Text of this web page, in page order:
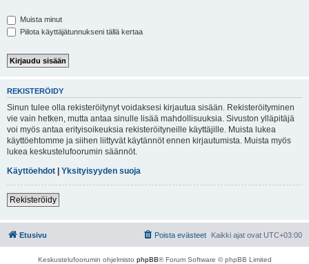
Muista minut
Piilota käyttäjätunnukseni tällä kertaa
REKISTERÖIDY
Sinun tulee olla rekisteröitynyt voidaksesi kirjautua sisään. Rekisteröityminen
vie vain hetken, mutta antaa sinulle lisää mahdollisuuksia. Sivuston ylläpitäjä
voi myös antaa erityisoikeuksia rekisteröityneille käyttäjille. Muista lukea
käyttöehtomme ja siihen liittyvät käytännöt ennen kirjautumista. Muista myös
lukea keskustelufoorumin säännöt.
Käyttöehdot | Yksityisyyden suoja
Rekisteröidy
Etusivu Kaikki ajat ovat UTC+03:00
Poista evästeet
Keskustelufoorumin ohjelmisto phpBB® Forum Software © phpBB Limited